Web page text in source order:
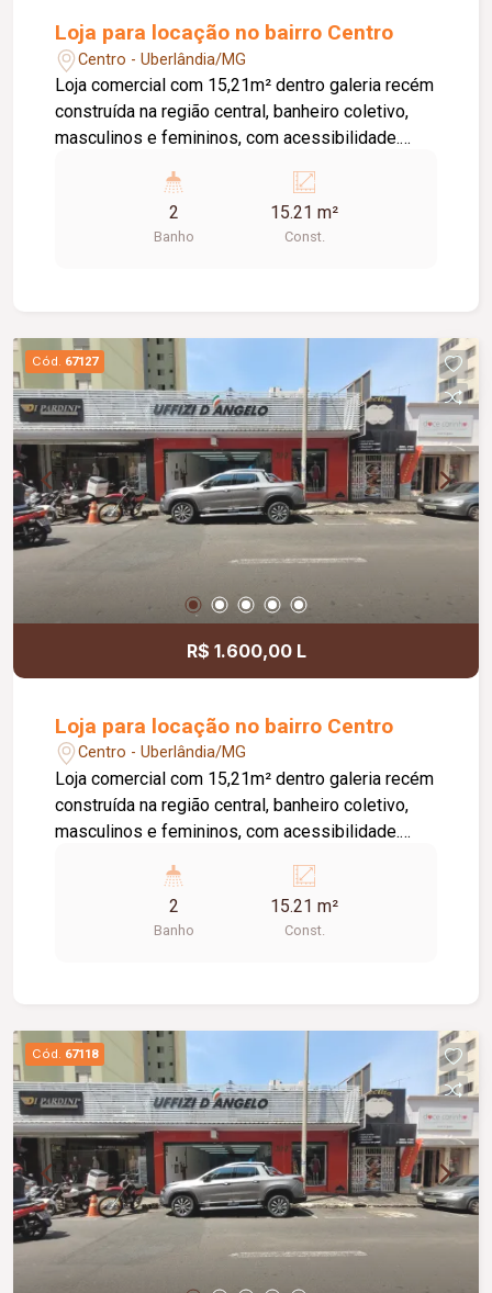
Loja para locação no bairro Centro
Centro - Uberlândia/MG
Loja comercial com 15,21m² dentro galeria recém
construída na região central, banheiro coletivo,
masculinos e femininos, com acessibilidade.
espaçosas, corredores largos, praça de
alimentação, WI-FI, zelador e sistema de
monitoramento.
2
Banho
15.21 m²
Const.
Cód. 67127
R$ 1.600,00 L
Loja para locação no bairro Centro
Centro - Uberlândia/MG
Loja comercial com 15,21m² dentro galeria recém
construída na região central, banheiro coletivo,
masculinos e femininos, com acessibilidade.
espaçosas, corredores largos, praça de
alimentação, WI-FI, zelador e sistema de
monitoramento.
2
Banho
15.21 m²
Const.
Cód. 67118